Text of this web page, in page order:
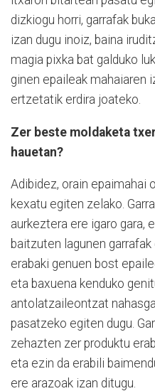
dizkiogu horri, garrafak
izan dugu inoiz, baina
magia pixka bat galduko
ginen epaileak mahaiaren
ertzetatik erdira joateko.
Zer beste moldaketa
hauetan?
Adibidez, orain epaimahai
kexatu egiten zelako.
aurkeztera ere igaro gara,
baitzuten lagunen
erabaki genuen bost
eta baxuena kenduko
antolatzaileontzat
pasatzeko egiten dugu.
zehazten zer produktu
eta ezin da erabili
ere arazoak izan ditugu.